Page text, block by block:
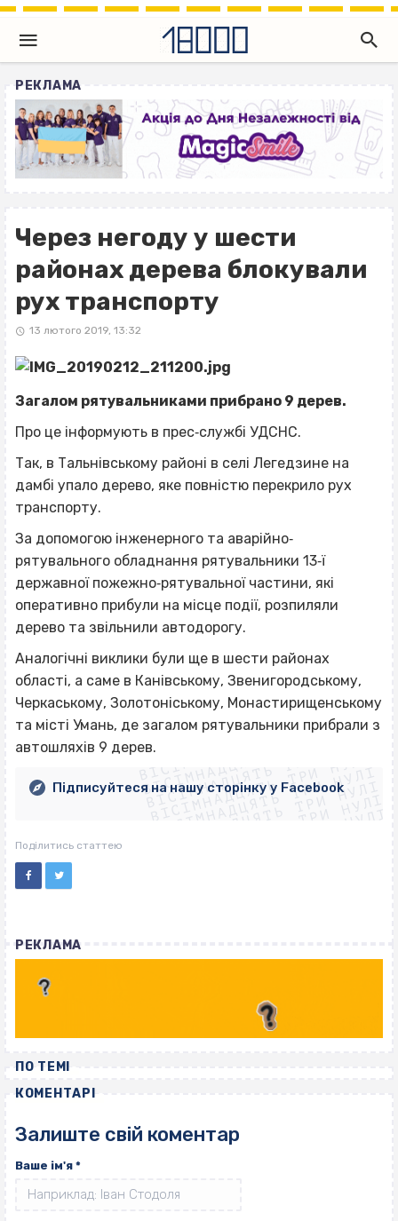
РЕКЛАМА
Через негоду у шести
районах дерева блокували
рух транспорту
13 лютого 2019, 13:32
Загалом рятувальниками прибрано 9 дерев.
Про це інформують в прес‐службі УДСНС.
Так, в Тальнівському районі в селі Легедзине на
дамбі упало дерево, яке повністю перекрило рух
транспорту.
За допомогою інженерного та аварійно‐
рятувального обладнання рятувальники 13‐ї
державної пожежно‐рятувальної частини, які
оперативно прибули на місце події, розпиляли
дерево та звільнили автодорогу.
Аналогічні виклики були ще в шести районах
області, а саме в Канівському, Звенигородському,
Черкаському, Золотоніському, Монастирищенському
та місті Умань, де загалом рятувальники прибрали з
автошляхів 9 дерев.ВІСІМНАДЦЯТЬ ТРИ НУЛІ
ВІСІМНАДЦЯТЬ ТРИ НУЛІ
ВІСІМНАДЦЯТЬ ТРИ НУЛІ
ВІСІМНАДЦЯТЬ ТРИ НУЛІ
ВІСІМНАДЦЯТЬ ТРИ НУЛІ
ВІСІМНАДЦЯТЬ ТРИ НУЛІ
ВІСІМНАДЦЯТЬ ТРИ НУЛІ
ВІСІМНАДЦЯТЬ ТРИ НУЛІ
Підписуйтеся на нашу сторінку у Facebook
Поділитись статтею
РЕКЛАМА
ПО ТЕМІ
КОМЕНТАРІ
Залиште свій коментар
Ваше ім'я *